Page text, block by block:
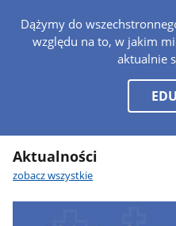
Dążymy do
względu na to, w jakim
aktualnie
Aktualności
zobacz wszystkie